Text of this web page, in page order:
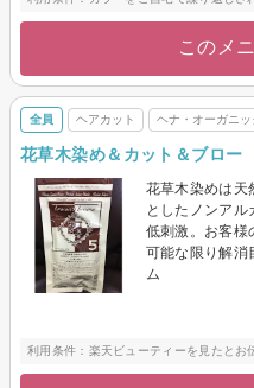
このメ
全員 ヘアカット ヘナ・オーガニッ
花草木染め＆カット＆ブロー
花草木染めは天
としたノンアル
低刺激。お客様
可能な限り解消
ム
利用条件：楽天ビューティーを見たとお